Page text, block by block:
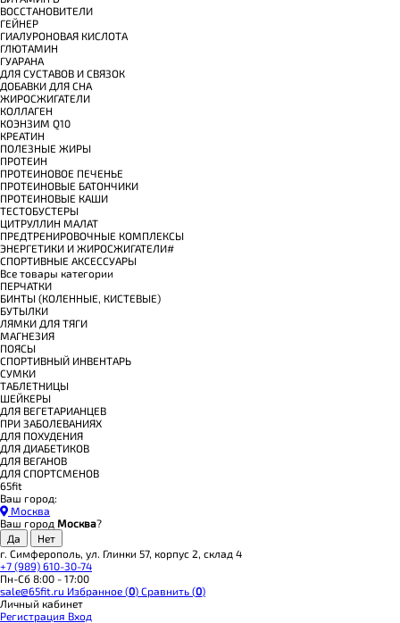
ВОССТАНОВИТЕЛИ
ГЕЙНЕР
ГИАЛУРОНОВАЯ КИСЛОТА
ГЛЮТАМИН
ГУАРАНА
ДЛЯ СУСТАВОВ И СВЯЗОК
ДОБАВКИ ДЛЯ СНА
ЖИРОСЖИГАТЕЛИ
КОЛЛАГЕН
КОЭНЗИМ Q10
КРЕАТИН
ПОЛЕЗНЫЕ ЖИРЫ
ПРОТЕИН
ПРОТЕИНОВОЕ ПЕЧЕНЬЕ
ПРОТЕИНОВЫЕ БАТОНЧИКИ
ПРОТЕИНОВЫЕ КАШИ
ТЕСТОБУСТЕРЫ
ЦИТРУЛЛИН МАЛАТ
ПРЕДТРЕНИРОВОЧНЫЕ КОМПЛЕКСЫ
ЭНЕРГЕТИКИ И ЖИРОСЖИГАТЕЛИ#
СПОРТИВНЫЕ АКСЕССУАРЫ
Все товары категории
ПЕРЧАТКИ
БИНТЫ (КОЛЕННЫЕ, КИСТЕВЫЕ)
БУТЫЛКИ
ЛЯМКИ ДЛЯ ТЯГИ
МАГНЕЗИЯ
ПОЯСЫ
СПОРТИВНЫЙ ИНВЕНТАРЬ
СУМКИ
ТАБЛЕТНИЦЫ
ШЕЙКЕРЫ
ДЛЯ ВЕГЕТАРИАНЦЕВ
ПРИ ЗАБОЛЕВАНИЯХ
ДЛЯ ПОХУДЕНИЯ
ДЛЯ ДИАБЕТИКОВ
ДЛЯ ВЕГАНОВ
ДЛЯ СПОРТСМЕНОВ
65fit
Ваш город:
Москва
Ваш город Москва?
г. Симферополь, ул. Глинки 57, корпус 2, склад 4
+7 (989) 610-30-74
Пн-Сб 8:00 - 17:00
sale@65fit.ru Избранное (0) Сравнить (0)
Личный кабинет
Регистрация Вход